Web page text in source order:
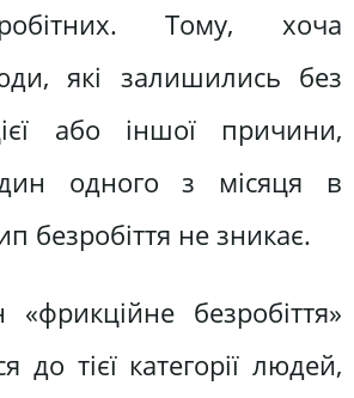
Тому, хоча
які залишились без
або іншої причини,
одного з місяця в
безробіття не зникає.
безробіття»
до тієї категорії людей,